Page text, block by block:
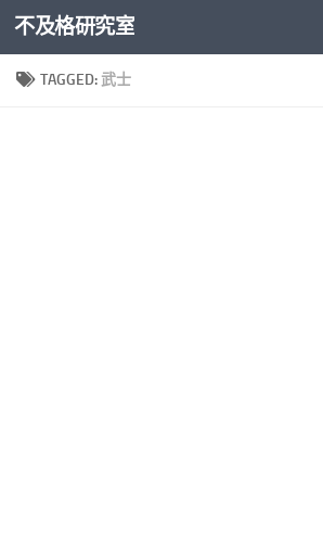
Skip to content
不及格研究室
TAGGED: 武士